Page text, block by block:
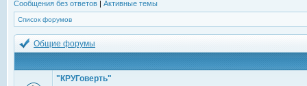
Сообщения без ответов | Активные темы
Список форумов
Общие форумы
"КРУГоверть"